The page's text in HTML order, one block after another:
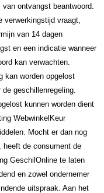
ontvangst beantwoord.
verwerkingstijd vraagt,
van 14 dagen
en een indicatie wanneer
kan verwachten.
kan worden opgelost
geschillenregeling.
kunnen worden dient
WebwinkelKeur
Mocht er dan nog
heeft de consument de
GeschilOnline te laten
en zowel ondernemer
uitspraak. Aan het